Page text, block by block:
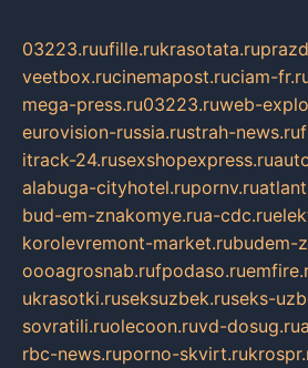
03223.ruufille.rukrasotata.ru
veetbox.rucinemapost.ruciam-
mega-press.ru03223.ruweb-
eurovision-russia.rustrah-news.ru
itrack-24.rusexshopexpress.ru
alabuga-cityhotel.rupornv.ru
bud-em-znakomye.rua-cdc.ru
korolevremont-market.rubudem-
oooagrosnab.rufpodaso.ru
ukrasotki.ruseksuzbek.ruseks-
sovratili.ruolecoon.ruvd-dosug.ru
rbc-news.ruporno-skvirt.ru